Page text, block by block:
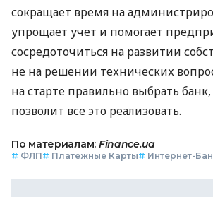
сокращает время на
упрощает учет и помогает
сосредоточиться на развитии
не на решении технических
на старте правильно выбрать
позволит все это реализовать.
По материалам: Finance.ua
# ФЛП# Платежные Карты# Интернет-